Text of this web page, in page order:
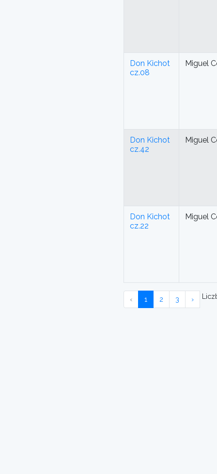
Don Kichot
cz.08
Miguel
Don Kichot
cz.42
Miguel
Don Kichot
cz.22
Miguel
‹ 1 2 3 ›